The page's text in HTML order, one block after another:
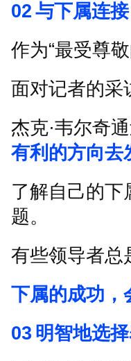
02 与下属连接
作为“最受尊
面对记者的采
杰克·韦尔奇
有利的方向去
了解自己的下
题。
有些领导者总
下属的成功，
03 明智地选